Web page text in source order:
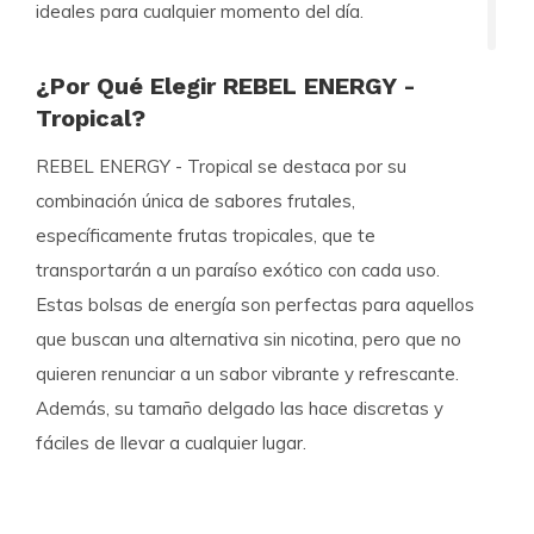
ideales para cualquier momento del día.
¿Por Qué Elegir REBEL ENERGY -
Tropical?
REBEL ENERGY - Tropical se destaca por su
combinación única de sabores frutales,
específicamente frutas tropicales, que te
transportarán a un paraíso exótico con cada uso.
Estas bolsas de energía son perfectas para aquellos
que buscan una alternativa sin nicotina, pero que no
quieren renunciar a un sabor vibrante y refrescante.
Además, su tamaño delgado las hace discretas y
fáciles de llevar a cualquier lugar.